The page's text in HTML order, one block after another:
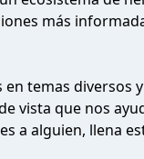
más
temas diversos
vista que nos
a alguien, llena